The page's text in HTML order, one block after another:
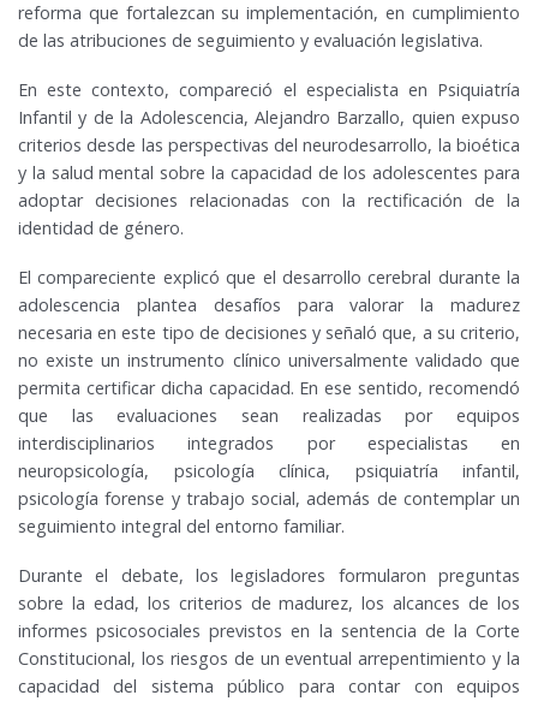
reforma que fortalezcan su implementación, en cumplimiento
de las atribuciones de seguimiento y evaluación legislativa.
En este contexto, compareció el especialista en Psiquiatría
Infantil y de la Adolescencia, Alejandro Barzallo, quien expuso
criterios desde las perspectivas del neurodesarrollo, la bioética
y la salud mental sobre la capacidad de los adolescentes para
adoptar decisiones relacionadas con la rectificación de la
identidad de género.
El compareciente explicó que el desarrollo cerebral durante la
adolescencia plantea desafíos para valorar la madurez
necesaria en este tipo de decisiones y señaló que, a su criterio,
no existe un instrumento clínico universalmente validado que
permita certificar dicha capacidad. En ese sentido, recomendó
que las evaluaciones sean realizadas por equipos
interdisciplinarios integrados por especialistas en
neuropsicología, psicología clínica, psiquiatría infantil,
psicología forense y trabajo social, además de contemplar un
seguimiento integral del entorno familiar.
Durante el debate, los legisladores formularon preguntas
sobre la edad, los criterios de madurez, los alcances de los
informes psicosociales previstos en la sentencia de la Corte
Constitucional, los riesgos de un eventual arrepentimiento y la
capacidad del sistema público para contar con equipos